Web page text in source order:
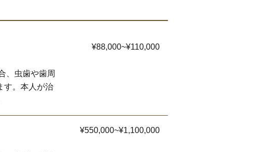
、虫歯や歯周
す。本人が治
¥88,000~¥110,000
¥550,000~¥1,100,000